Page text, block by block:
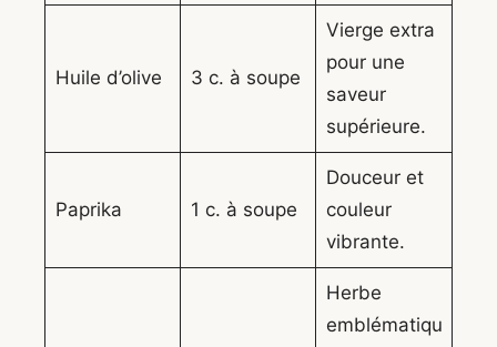
Huile d’olive 3 c. à soupe
Vierge extra
pour une
saveur
supérieure.
Paprika 1 c. à soupe
Douceur et
couleur
vibrante.
Herbe
emblématiqu